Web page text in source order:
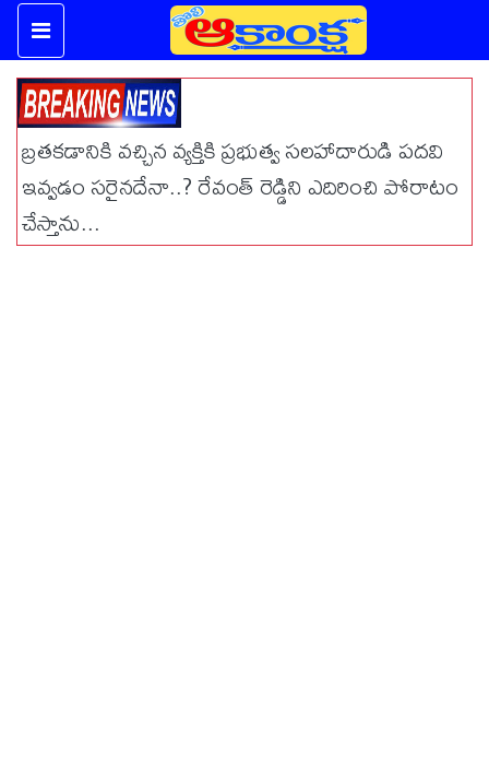
బ్రతకడానికి వచ్చిన వ్యక్తికి ప్రభుత్వ సలహాదారుడి పదవి
ఇవ్వడం సరైనదేనా..? రేవంత్ రెడ్డిని ఎదిరించి పోరాటం
చేస్తాను...